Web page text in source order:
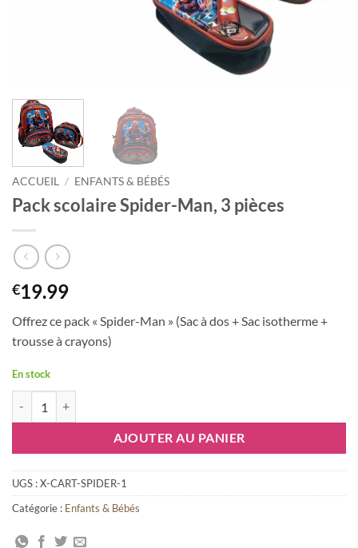
ACCUEIL / ENFANTS & BÉBÉS
Pack scolaire Spider-Man, 3 pièces
€19.99
Offrez ce pack « Spider-Man » (Sac à dos + Sac isotherme +
trousse à crayons)
En stock
AJOUTER AU PANIER
UGS :X-CART-SPIDER-1
Catégorie : Enfants & Bébés